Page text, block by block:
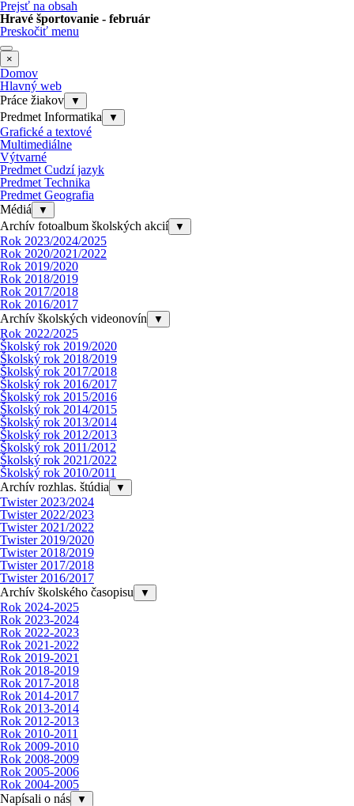
Prejsť na obsah
Hravé športovanie - február
Preskočiť menu
×
Domov
Hlavný web
Práce žiakov
▼
Predmet Informatika ▼
Grafické a textové
Multimediálne
Výtvarné
Predmet Cudzí jazyk
Predmet Technika
Predmet Geografia
Médiá
▼
Archív fotoalbum školských akcií ▼
Rok 2023/2024/2025
Rok 2020/2021/2022
Rok 2019/2020
Rok 2018/2019
Rok 2017/2018
Rok 2016/2017
Archív školských videonovín
▼
Rok 2022/2025
Školský rok 2019/2020
Školský rok 2018/2019
Školský rok 2017/2018
Školský rok 2016/2017
Školský rok 2015/2016
Školský rok 2014/2015
Školský rok 2013/2014
Školský rok 2012/2013
Školský rok 2011/2012
Školský rok 2021/2022
Školský rok 2010/2011
Archív rozhlas. štúdia
▼
Twister 2023/2024
Twister 2022/2023
Twister 2021/2022
Twister 2019/2020
Twister 2018/2019
Twister 2017/2018
Twister 2016/2017
Archív školského časopisu
▼
Rok 2024-2025
Rok 2023-2024
Rok 2022-2023
Rok 2021-2022
Rok 2019-2021
Rok 2018-2019
Rok 2017-2018
Rok 2014-2017
Rok 2013-2014
Rok 2012-2013
Rok 2010-2011
Rok 2009-2010
Rok 2008-2009
Rok 2005-2006
Rok 2004-2005
Napísali o nás
▼